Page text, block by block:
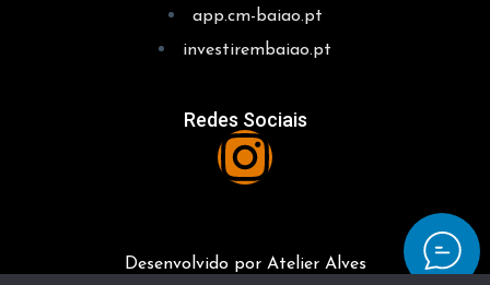
app.cm-baiao.pt
investirembaiao.pt
Redes Sociais
Desenvolvido por Atelier Alves